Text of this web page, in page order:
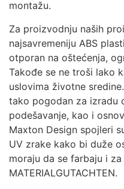
montažu.
Za proizvodnju naših
najsavremeniju ABS
otporan na oštećenja,
Takođe se ne troši lako
uslovima životne
tako pogodan za izradu
podešavanje, kao i
Maxton Design spojleri
UV zrake kako bi duže
moraju da se farbaju i
MATERIALGUTACHTEN.